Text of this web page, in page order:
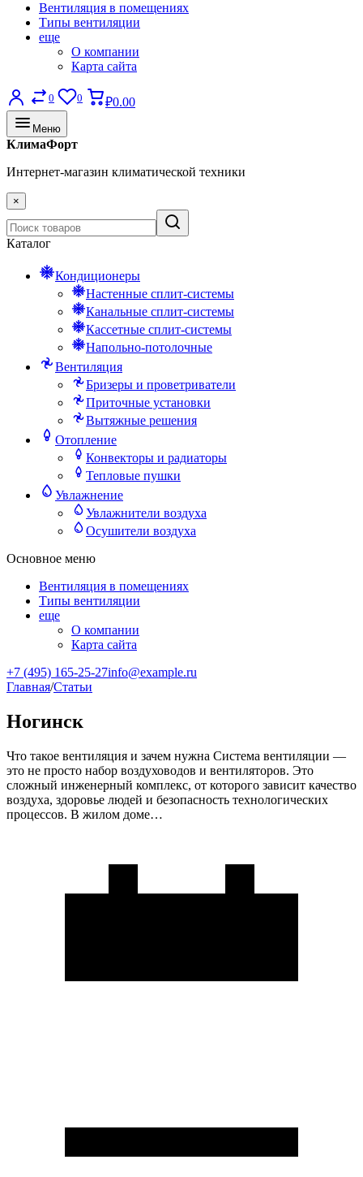
Вентиляция в помещениях
Типы вентиляции
еще
О компании
Карта сайта
0 0 ₽0.00
Меню
КлимаФорт
Интернет-магазин климатической техники
×
Каталог
Кондиционеры
Настенные сплит-системы
Канальные сплит-системы
Кассетные сплит-системы
Напольно-потолочные
Вентиляция
Бризеры и проветриватели
Приточные установки
Вытяжные решения
Отопление
Конвекторы и радиаторы
Тепловые пушки
Увлажнение
Увлажнители воздуха
Осушители воздуха
Основное меню
Вентиляция в помещениях
Типы вентиляции
еще
О компании
Карта сайта
+7 (495) 165-25-27info@example.ru
Главная/Статьи
Ногинск
Что такое вентиляция и зачем нужна Система вентиляции —
это не просто набор воздуховодов и вентиляторов. Это
сложный инженерный комплекс, от которого зависит качество
воздуха, здоровье людей и безопасность технологических
процессов. В жилом доме…